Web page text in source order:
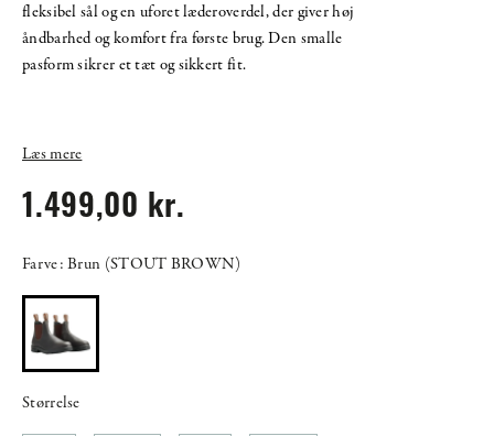
fleksibel sål og en uforet læderoverdel, der giver høj
åndbarhed og komfort fra første brug. Den smalle
pasform sikrer et tæt og sikkert fit.
Læs mere
1.499,00 kr.
Farve: Brun (STOUT BROWN)
Størrelse